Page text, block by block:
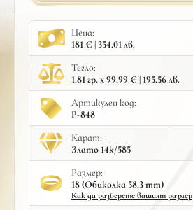
Цена:
181 € | 354.01 лв.
Тегло:
1.81 гр. x 99.99 € | 195.56 лв.
Артикулен код:
Р-848
Карат:
Злато 14к/585
Размер:
18 (Обиколка 58.3 mm)
Как да разберете вашият размер